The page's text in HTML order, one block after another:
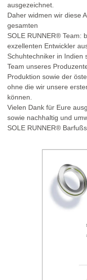
ausgezeichnet.
Daher widmen wir diese
gesamten
SOLE RUNNER® Team:
exzellenten Entwickler
Schuhtechniker in Indien
Team unseres
Produktion sowie der
ohne die wir unsere
können.
Vielen Dank für Eure
sowie nachhaltig und
SOLE RUNNER®